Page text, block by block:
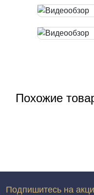
Похожие
Подпишитесь на